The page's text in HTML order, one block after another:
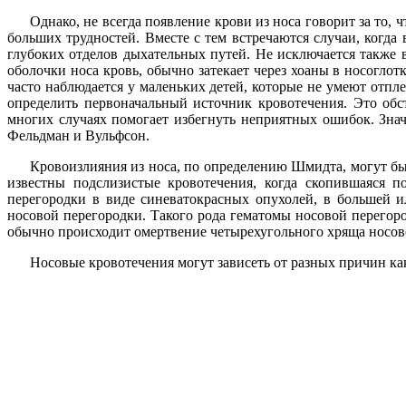
Однако, не всегда появление крови из носа говорит за то,
больших трудностей. Вместе с тем встречаются случаи,
глубоких отделов дыхательных путей. Не исключается
оболочки носа кровь, обычно затекает через хоаны в
часто наблюдается у маленьких детей, которые не умеют
определить первоначальный источник кровотечения. Это
многих случаях помогает избегнуть неприятных ошибок.
Фельдман и Вульфсон.
Кровоизлияния из носа, по определению Шмидта, могут
известны подслизистые кровотечения, когда скопившаяся
перегородки в виде синеватокрасных опухолей, в
носовой перегородки. Такого рода гематомы носовой
обычно происходит омертвение четырехугольного хряща
Носовые кровотечения могут зависеть от разных причин